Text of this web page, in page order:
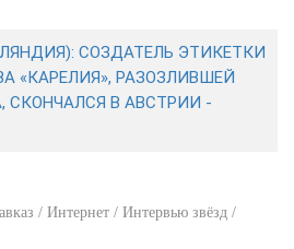
СОЗДАТЕЛЬ ЭТИКЕТКИ
«КАРЕЛИЯ», РАЗОЗЛИВШЕЙ
СКОНЧАЛСЯ В АВСТРИИ -
/ Интернет / Интервью звёзд /